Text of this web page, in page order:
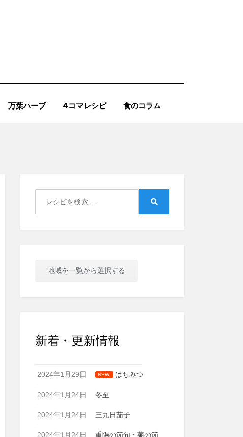
万葉ハーブ 4コマレシピ 食のコラム
地域を一覧から選択する
新着・更新情報
2024年1月29日 NEW! はちみつ
2024年1月24日 冬至
2024年1月24日 三九日茄子
2024年1月24日
重陽の節句・菊の節